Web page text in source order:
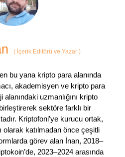
( İçerik Editörü ve Yazar )
bu yana kripto para alanında
akademisyen ve kripto para
uzmanlığını kripto
sektöre farklı bir
Kriptofoni’ye kurucu ortak,
olarak katılmadan önce çeşitli
görev alan İnan, 2018–
2023–2024 arasında